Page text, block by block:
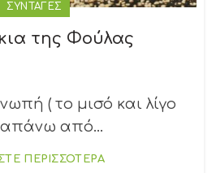
ΣΥΝΤΑΓΕΣ
της Φούλας
( το μισό και λίγο
από...
ΠΕΡΙΣΣΟΤΕΡΑ